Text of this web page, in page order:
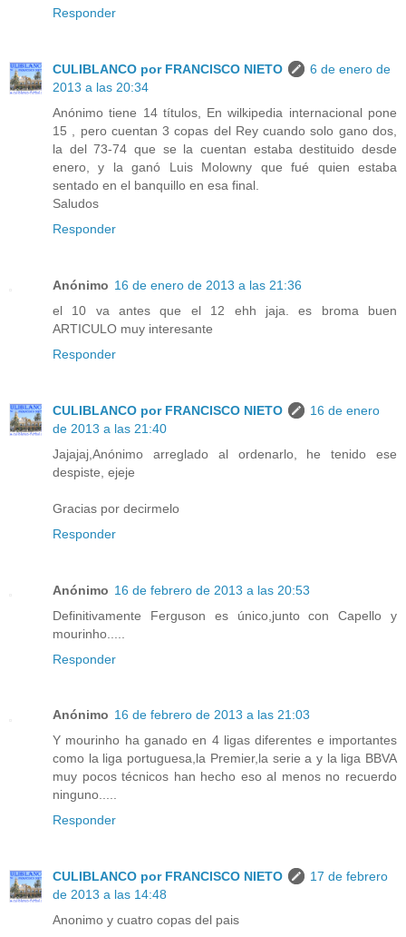
Responder
CULIBLANCO por FRANCISCO NIETO
6 de enero de
2013 a las 20:34
Anónimo tiene 14 títulos, En wilkipedia internacional pone
15 , pero cuentan 3 copas del Rey cuando solo gano dos,
la del 73-74 que se la cuentan estaba destituido desde
enero, y la ganó Luis Molowny que fué quien estaba
sentado en el banquillo en esa final.
Saludos
Responder
Anónimo 16 de enero de 2013 a las 21:36
el 10 va antes que el 12 ehh jaja. es broma buen
ARTICULO muy interesante
Responder
CULIBLANCO por FRANCISCO NIETO
16 de enero
de 2013 a las 21:40
Jajajaj,Anónimo arreglado al ordenarlo, he tenido ese
despiste, ejeje
Gracias por decirmelo
Responder
Anónimo 16 de febrero de 2013 a las 20:53
Definitivamente Ferguson es único,junto con Capello y
mourinho.....
Responder
Anónimo 16 de febrero de 2013 a las 21:03
Y mourinho ha ganado en 4 ligas diferentes e importantes
como la liga portuguesa,la Premier,la serie a y la liga BBVA
muy pocos técnicos han hecho eso al menos no recuerdo
ninguno.....
Responder
CULIBLANCO por FRANCISCO NIETO
17 de febrero
de 2013 a las 14:48
Anonimo y cuatro copas del pais